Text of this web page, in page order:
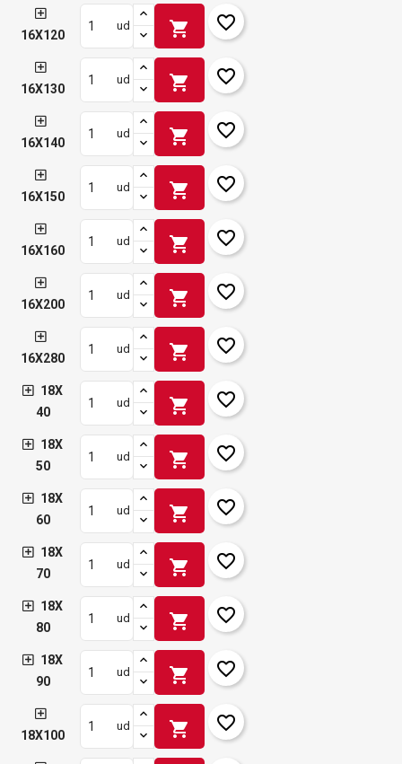
16X120
ud shopping_cart favorite_border
16X130
ud shopping_cart favorite_border
16X140
ud shopping_cart favorite_border
16X150
ud shopping_cart favorite_border
16X160
ud shopping_cart favorite_border
16X200
ud shopping_cart favorite_border
16X280
ud shopping_cart favorite_border
18X
40
ud shopping_cart favorite_border
18X
50
ud shopping_cart favorite_border
18X
60
ud shopping_cart favorite_border
18X
70
ud shopping_cart favorite_border
18X
80
ud shopping_cart favorite_border
18X
90
ud shopping_cart favorite_border
18X100
ud shopping_cart favorite_border